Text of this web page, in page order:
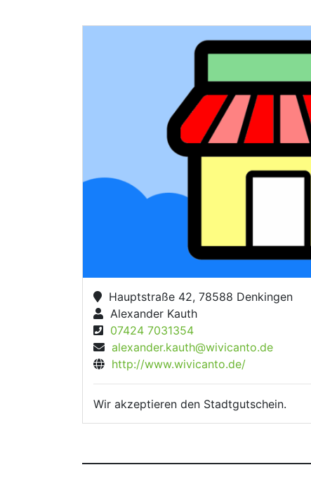
Hauptstraße 42, 78588 Denkingen
Alexander Kauth
07424 7031354
alexander.kauth@wivicanto.de
http://www.wivicanto.de/
Wir akzeptieren den Stadtgutschein.